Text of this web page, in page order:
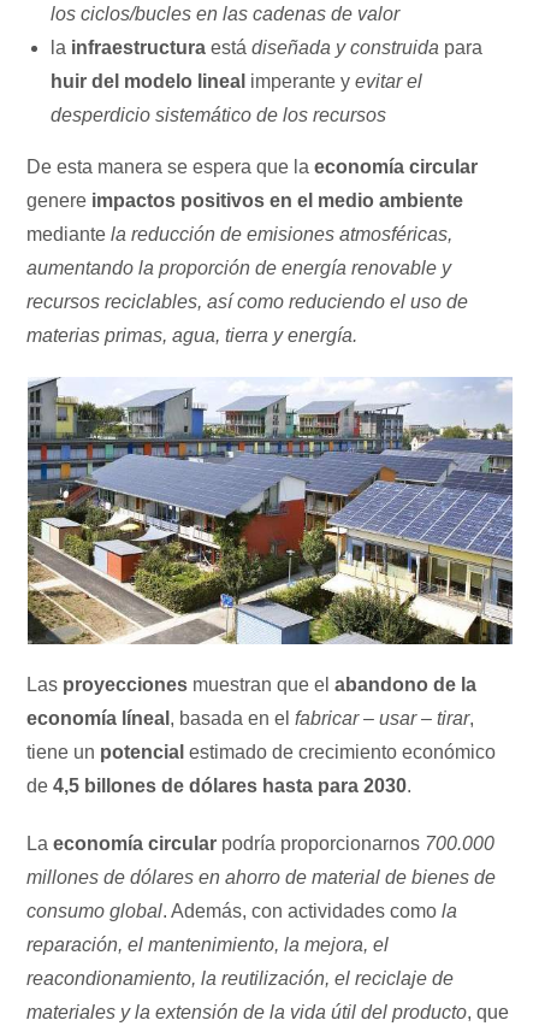
los ciclos/bucles en las cadenas de valor
la infraestructura estádiseñada y construida para
huir del modelo lineal imperante yevitar el
desperdicio sistemático de los recursos
De esta manera se espera que la economía circular
genere impactos positivos en el medio ambiente
mediantela reducción de emisiones atmosféricas,
aumentando la proporción de energía renovable y
recursos reciclables, así como reduciendo el uso de
materias primas, agua, tierra y energía.
Las proyecciones muestran que elabandono de la
economía líneal , basada en elfabricar – usar – tirar,
tiene un potencial estimado de crecimiento económico
de4,5 billones de dólares hasta para 2030.
Laeconomía circular podría proporcionarnos 700.000
millones de dólares en ahorro de material de bienes de
consumo global. Además, con actividades comola
reparación, el mantenimiento, la mejora, el
reacondionamiento, la reutilización, el reciclaje de
materiales y la extensión de la vida útil del producto, que